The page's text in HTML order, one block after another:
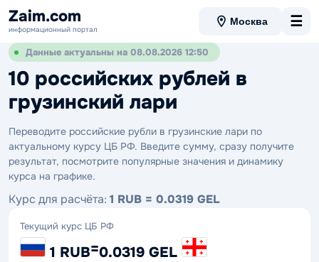
Zaim.com
информационный портал
Москва ☰
Данные актуальны на 08.08.2026 12:50
10 российских рублей в
грузинский лари
Переводите российские рубли в грузинские лари по
актуальному курсу ЦБ РФ. Введите сумму, сразу получите
результат, посмотрите популярные значения и динамику
курса на графике.
Курс для расчёта: 1 RUB = 0.0319 GEL
Текущий курс ЦБ РФ
1 RUB=0.0319 GEL